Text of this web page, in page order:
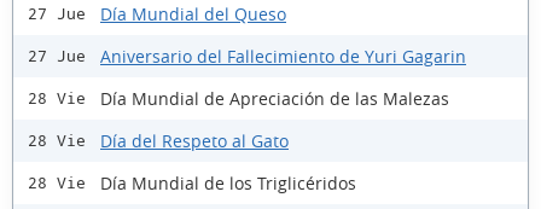
27 Jue Día Mundial del Queso
27 Jue Aniversario del Fallecimiento de Yuri Gagarin
28 Vie Día Mundial de Apreciación de las Malezas
28 Vie Día del Respeto al Gato
28 Vie Día Mundial de los Triglicéridos